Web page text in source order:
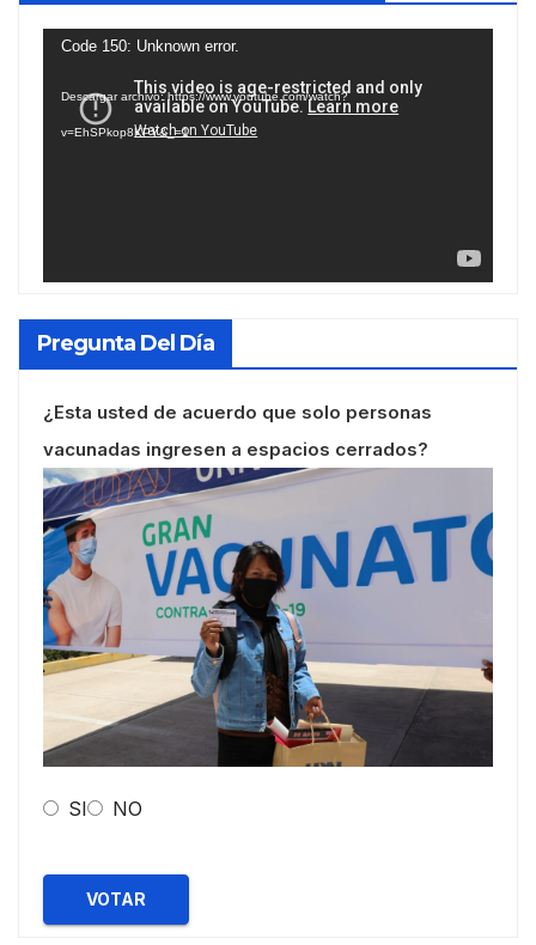
Reproductor
vídeo
Code 150: Unknown error.
Descargar archivo: https://www.youtube.com/watch?
v=EhSPkop8KPY&_=1
Pregunta Del Día
¿Esta usted de acuerdo que solo personas
vacunadas ingresen a espacios cerrados?
SI NO
VOTAR